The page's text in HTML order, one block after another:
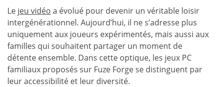
Le jeu vidéo a évolué pour devenir un véritable loisir
intergénérationnel. Aujourd’hui, il ne s’adresse plus
uniquement aux joueurs expérimentés, mais aussi aux
familles qui souhaitent partager un moment de
détente ensemble. Dans cette optique, les jeux PC
familiaux proposés sur Fuze Forge se distinguent par
leur accessibilité et leur diversité.